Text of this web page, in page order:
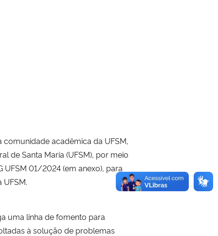
acadêmica da UFSM,
de Santa Maria (UFSM), por meio
UFSM 01/2024 (em anexo), para
uma linha de fomento para
à solução de problemas